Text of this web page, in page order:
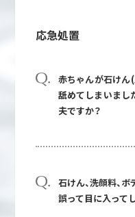
応急処置
赤ちゃんが石けん
舐めてしまいまし
夫ですか？
石けん、洗顔料、
誤って目に入って